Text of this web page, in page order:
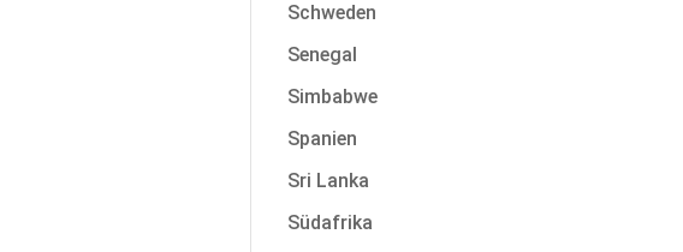
Schweden
Senegal
Simbabwe
Spanien
Sri Lanka
Südafrika